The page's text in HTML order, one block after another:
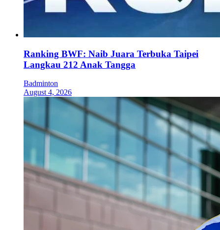
Ranking BWF: Naib Juara Terbuka Taipei
Langkau 212 Anak Tangga
Badminton
August 4, 2026